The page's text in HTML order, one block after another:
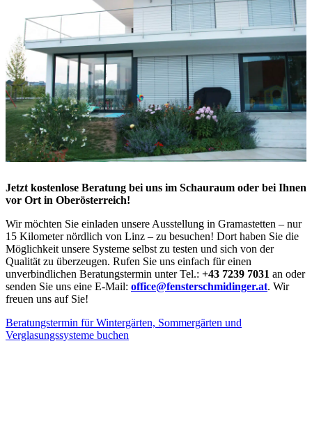
Jetzt kostenlose Beratung bei uns im Schauraum oder bei Ihnen
vor Ort in Oberösterreich!
Wir möchten Sie einladen unsere Ausstellung in Gramastetten – nur
15 Kilometer nördlich von Linz – zu besuchen! Dort haben Sie die
Möglichkeit unsere Systeme selbst zu testen und sich von der
Qualität zu überzeugen. Rufen Sie uns einfach für einen
unverbindlichen Beratungstermin unter Tel.: +43 7239 7031 an oder
senden Sie uns eine E-Mail: office@fensterschmidinger.at. Wir
freuen uns auf Sie!
Beratungstermin für Wintergärten, Sommergärten und
Verglasungssysteme buchen